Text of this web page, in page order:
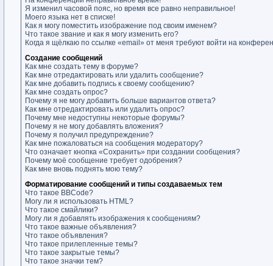
Я изменил часовой пояс, но время все равно неправильное!
Моего языка нет в списке!
Как я могу поместить изображение под своим именем?
Что такое звание и как я могу изменить его?
Когда я щёлкаю по ссылке «email» от меня требуют войти на
Создание сообщений
Как мне создать тему в форуме?
Как мне отредактировать или удалить сообщение?
Как мне добавить подпись к своему сообщению?
Как мне создать опрос?
Почему я не могу добавить больше вариантов ответа?
Как мне отредактировать или удалить опрос?
Почему мне недоступны некоторые форумы?
Почему я не могу добавлять вложения?
Почему я получил предупреждение?
Как мне пожаловаться на сообщения модератору?
Что означает кнопка «Сохранить» при создании сообщения?
Почему моё сообщение требует одобрения?
Как мне вновь поднять мою тему?
Форматирование сообщений и типы создаваемых тем
Что такое BBCode?
Могу ли я использовать HTML?
Что такое смайлики?
Могу ли я добавлять изображения к сообщениям?
Что такое важные объявления?
Что такое объявления?
Что такое прилепленные темы?
Что такое закрытые темы?
Что такое значки тем?